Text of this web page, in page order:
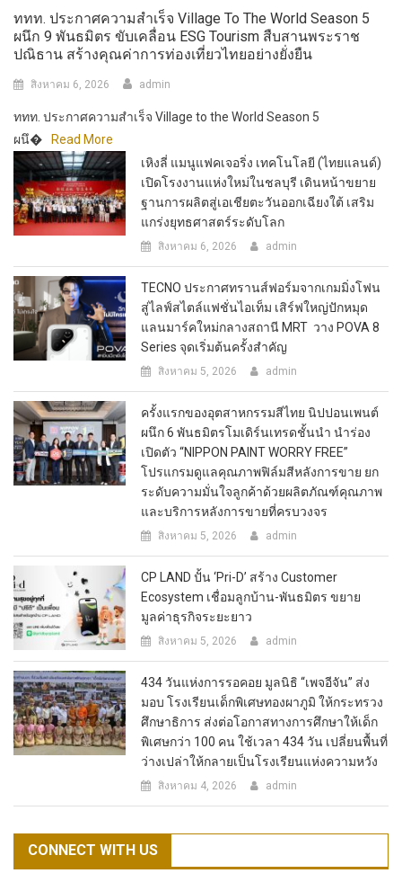
ททท. ประกาศความสำเร็จ Village To The World Season 5
ผนึก 9 พันธมิตร ขับเคลื่อน ESG Tourism สืบสานพระราช
ปณิธาน สร้างคุณค่าการท่องเที่ยวไทยอย่างยั่งยืน
สิงหาคม 6, 2026 admin
ททท. ประกาศความสำเร็จ Village to the World Season 5
ผนึ�
Read More
เหิงลี่ แมนูแฟคเจอริ่ง เทคโนโลยี (ไทยแลนด์)
เปิดโรงงานแห่งใหม่ในชลบุรี เดินหน้าขยาย
ฐานการผลิตสู่เอเชียตะวันออกเฉียงใต้ เสริม
แกร่งยุทธศาสตร์ระดับโลก
สิงหาคม 6, 2026 admin
TECNO ประกาศทรานส์ฟอร์มจากเกมมิ่งโฟน
สู่ไลฟ์สไตล์แฟชั่นไอเท็ม เสิร์ฟใหญ่ปักหมุด
แลนมาร์คใหม่กลางสถานี MRT วาง POVA 8
Series จุดเริ่มต้นครั้งสำคัญ
สิงหาคม 5, 2026 admin
ครั้งแรกของอุตสาหกรรมสีไทย นิปปอนเพนต์
ผนึก 6 พันธมิตรโมเดิร์นเทรดชั้นนำ นำร่อง
เปิดตัว “NIPPON PAINT WORRY FREE”
โปรแกรมดูแลคุณภาพฟิล์มสีหลังการขาย ยก
ระดับความมั่นใจลูกค้าด้วยผลิตภัณฑ์คุณภาพ
และบริการหลังการขายที่ครบวงจร
สิงหาคม 5, 2026 admin
CP LAND ปั้น ‘Pri-D’ สร้าง Customer
Ecosystem เชื่อมลูกบ้าน-พันธมิตร ขยาย
มูลค่าธุรกิจระยะยาว
สิงหาคม 5, 2026 admin
434 วันแห่งการรอคอย มูลนิธิ “เพจอีจัน” ส่ง
มอบ โรงเรียนเด็กพิเศษทองผาภูมิ ให้กระทรวง
ศึกษาธิการ ส่งต่อโอกาสทางการศึกษาให้เด็ก
พิเศษกว่า 100 คน ใช้เวลา 434 วัน เปลี่ยนพื้นที่
ว่างเปล่าให้กลายเป็นโรงเรียนแห่งความหวัง
สิงหาคม 4, 2026 admin
CONNECT WITH US